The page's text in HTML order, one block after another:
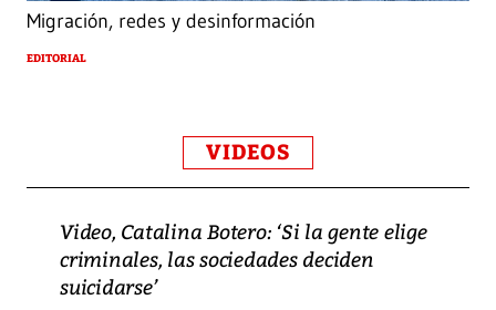
Migración, redes y desinformación
EDITORIAL
VIDEOS
Video, Catalina Botero: ‘Si la gente elige
criminales, las sociedades deciden
suicidarse’